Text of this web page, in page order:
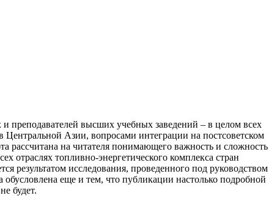
и преподавателей высших учебных заведений – в целом всех
Центральной Азии, вопросами интеграции на постсоветском
рассчитана на читателя понимающего важность и сложность
отраслях топливно-энергетического комплекса стран
результатом исследования, проведенного под руководством
еще и тем, что публикации настолько подробной
будет.